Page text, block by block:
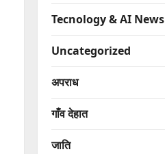
Tecnology & AI News
Uncategorized
अपराध
गाँव देहात
जाति